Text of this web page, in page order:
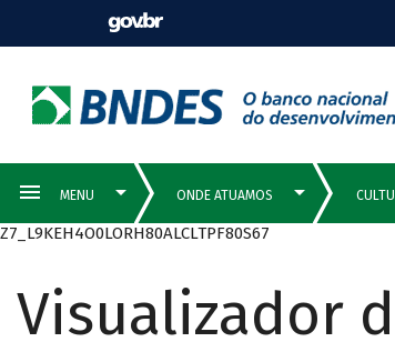
Z7_L9KEH4O0LORH80ALCLTPF80S67
Visualizador